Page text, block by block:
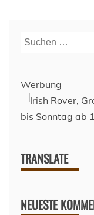
Suchen
nach:
Werbung
TRANSLATE
NEUESTE